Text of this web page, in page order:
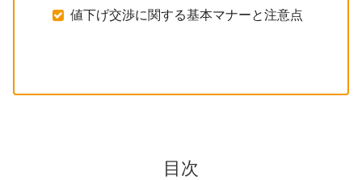
値下げ交渉に関する基本マナーと注意点
目次